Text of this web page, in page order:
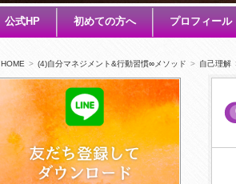
公式HP 初めての方へ プロフィール
HOME > (4)自分マネジメント&行動習慣∞メソッド > 自己理解